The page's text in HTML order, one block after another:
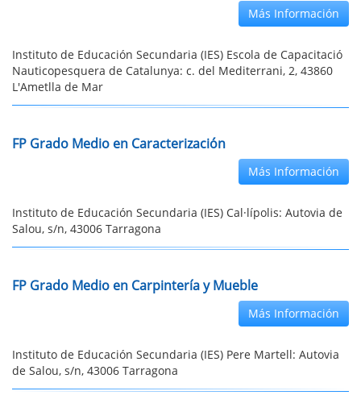
Más Información
Instituto de Educación Secundaria (IES) Escola de Capacitació
Nauticopesquera de Catalunya: c. del Mediterrani, 2, 43860
L'Ametlla de Mar
FP Grado Medio en Caracterización
Más Información
Instituto de Educación Secundaria (IES) Cal·lípolis: Autovia de
Salou, s/n, 43006 Tarragona
FP Grado Medio en Carpintería y Mueble
Más Información
Instituto de Educación Secundaria (IES) Pere Martell: Autovia
de Salou, s/n, 43006 Tarragona